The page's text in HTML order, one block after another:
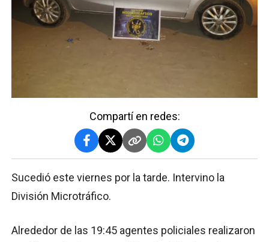
Compartí en redes:
Sucedió este viernes por la tarde. Intervino la
División Microtráfico.
Alrededor de las 19:45 agentes policiales realizaron